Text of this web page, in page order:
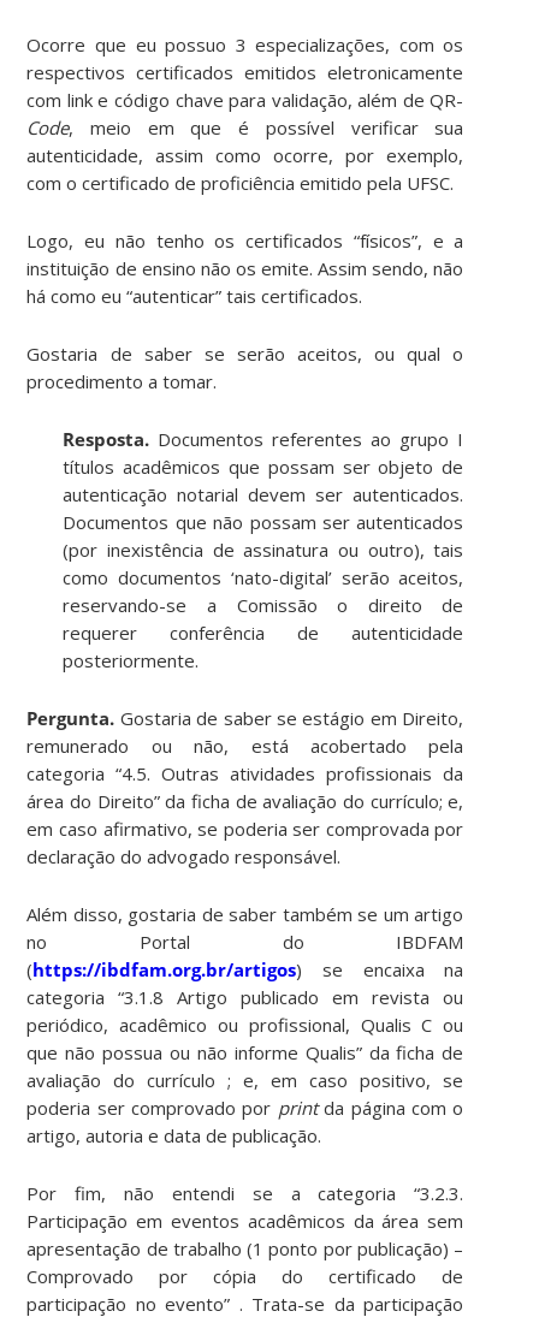
Ocorre que eu possuo 3 especializações, com os
respectivos certificados emitidos eletronicamente
com link e código chave para validação, além de QR-
Code, meio em que é possível verificar sua
autenticidade, assim como ocorre, por exemplo,
com o certificado de proficiência emitido pela UFSC.
Logo, eu não tenho os certificados “físicos”, e a
instituição de ensino não os emite. Assim sendo, não
há como eu “autenticar” tais certificados.
Gostaria de saber se serão aceitos, ou qual o
procedimento a tomar.
Resposta. Documentos referentes ao grupo I
títulos acadêmicos que possam ser objeto de
autenticação notarial devem ser autenticados.
Documentos que não possam ser autenticados
(por inexistência de assinatura ou outro), tais
como documentos ‘nato-digital’ serão aceitos,
reservando-se a Comissão o direito de
requerer conferência de autenticidade
posteriormente.
Pergunta. Gostaria de saber se estágio em Direito,
remunerado ou não, está acobertado pela
categoria “4.5. Outras atividades profissionais da
área do Direito” da ficha de avaliação do currículo; e,
em caso afirmativo, se poderia ser comprovada por
declaração do advogado responsável.
Além disso, gostaria de saber também se um artigo
no Portal do IBDFAM
(https://ibdfam.org.br/artigos) se encaixa na
categoria “3.1.8 Artigo publicado em revista ou
periódico, acadêmico ou profissional, Qualis C ou
que não possua ou não informe Qualis” da ficha de
avaliação do currículo ; e, em caso positivo, se
poderia ser comprovado por printda página com o
artigo, autoria e data de publicação.
Por fim, não entendi se a categoria “3.2.3.
Participação em eventos acadêmicos da área sem
apresentação de trabalho (1 ponto por publicação) –
Comprovado por cópia do certificado de
participação no evento” . Trata-se da participação